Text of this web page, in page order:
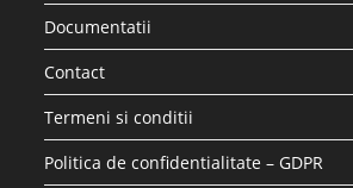
Documentatii
Contact
Termeni si conditii
Politica de confidentialitate – GDPR